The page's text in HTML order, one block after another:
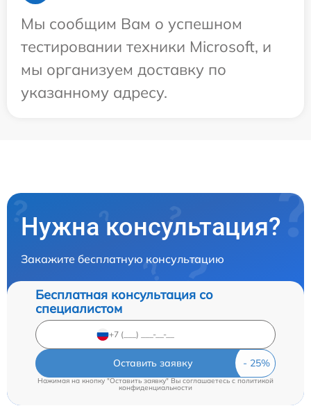
Мы сообщим Вам о успешном
тестировании техники Microsoft, и
мы организуем доставку по
указанному адресу.
Нужна консультация?
Закажите бесплатную консультацию
Бесплатная консультация со
специалистом
Оставить заявку
Нажимая на кнопку "Оставить заявку" Вы соглашаетесь cполитикой
конфиденциальности